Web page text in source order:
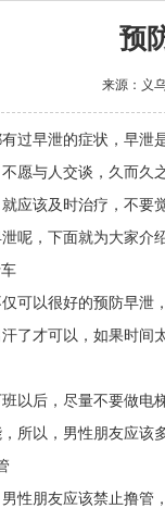
预
来源： 义
早泄的症状，早泄是
愿与人交谈，久而久
应该及时治疗，不要
呢，下面就为大家介绍
以很好的预防早泄，
了才可以，如果时间
后，尽量不要做电梯
所以，男性朋友应该
朋友应该禁止撸管，